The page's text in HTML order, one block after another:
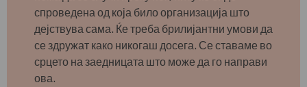
спроведена од која било организација што
дејствува сама. Ќе треба брилијантни умови да
се здружат како никогаш досега. Се ставаме во
срцето на заедницата што може да го направи
ова.